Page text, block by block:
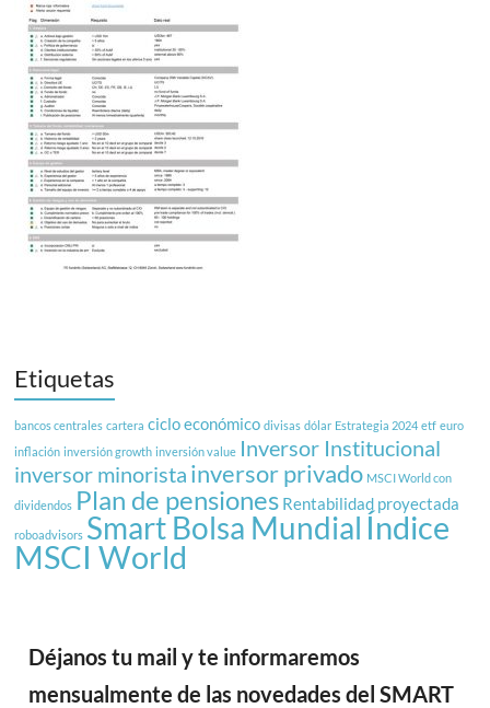
Etiquetas
bancos centrales cartera ciclo económico divisas dólar Estrategia 2024 etf euro
inflación inversión growth inversión value Inversor Institucional
inversor minorista inversor privado MSCI World con
dividendos Plan de pensiones Rentabilidad proyectada
roboadvisors Smart Bolsa Mundial Índice
MSCI World
Déjanos tu mail y te informaremos
mensualmente de las novedades del SMART